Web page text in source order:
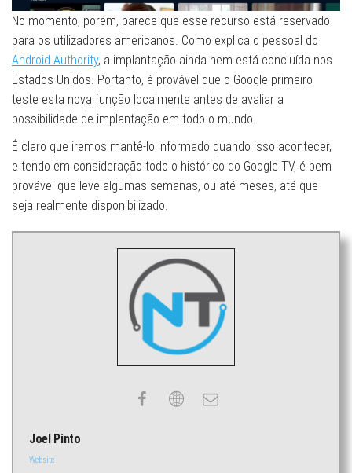
No momento, porém, parece que esse recurso está reservado
para os utilizadores americanos. Como explica o pessoal do
Android Authority, a implantação ainda nem está concluída nos
Estados Unidos. Portanto, é provável que o Google primeiro
teste esta nova função localmente antes de avaliar a
possibilidade de implantação em todo o mundo.
É claro que iremos mantê-lo informado quando isso acontecer,
e tendo em consideração todo o histórico do Google TV, é bem
provável que leve algumas semanas, ou até meses, até que
seja realmente disponibilizado.
Joel Pinto
Website